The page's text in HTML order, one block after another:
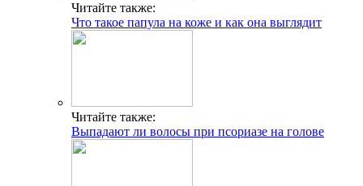
Читайте также:
Что такое папула на коже и как она выглядит
Читайте также:
Выпадают ли волосы при псориазе на голове